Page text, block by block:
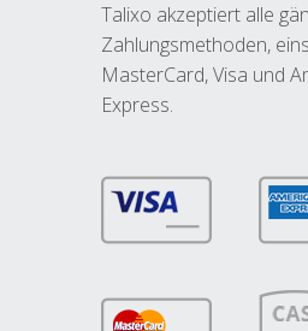
Talixo akzeptiert alle
Zahlungsmethoden,
MasterCard, Visa und
Express.